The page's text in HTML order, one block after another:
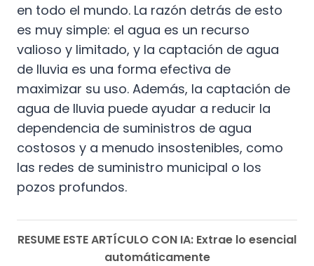
en todo el mundo. La razón detrás de esto
es muy simple: el agua es un recurso
valioso y limitado, y la captación de agua
de lluvia es una forma efectiva de
maximizar su uso. Además, la captación de
agua de lluvia puede ayudar a reducir la
dependencia de suministros de agua
costosos y a menudo insostenibles, como
las redes de suministro municipal o los
pozos profundos.
RESUME ESTE ARTÍCULO CON IA: Extrae lo esencial
automáticamente